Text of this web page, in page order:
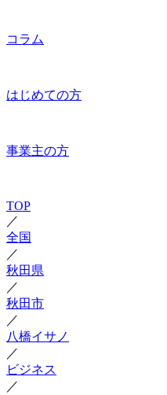
コラム
はじめての方
事業主の方
TOP
／
全国
／
秋田県
／
秋田市
／
八橋イサノ
／
ビジネス
／